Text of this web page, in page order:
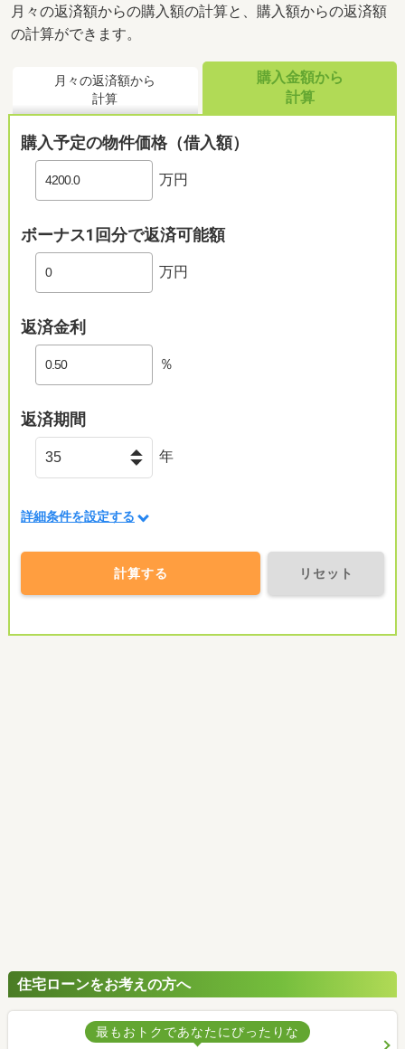
月々の返済額からの購入額の計算と、購入額からの返済額
の計算ができます。
月々の返済額から
計算
購入金額から
計算
購入予定の物件価格（借入額）
万円
ボーナス1回分で返済可能額
万円
返済金利
％
返済期間
年
詳細条件を設定する
計算する リセット
住宅ローンをお考えの方へ
最もおトクであなたにぴったりな